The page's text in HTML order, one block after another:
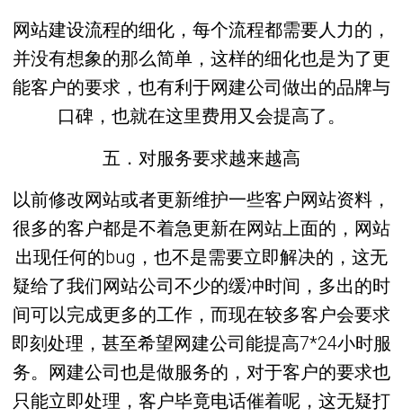
网站建设流程的细化，每个流程都需要人力的，
并没有想象的那么简单，这样的细化也是为了更
能客户的要求，也有利于网建公司做出的品牌与
口碑，也就在这里费用又会提高了。
五．对服务要求越来越高
以前修改网站或者更新维护一些客户网站资料，
很多的客户都是不着急更新在网站上面的，网站
出现任何的bug，也不是需要立即解决的，这无
疑给了我们网站公司不少的缓冲时间，多出的时
间可以完成更多的工作，而现在较多客户会要求
即刻处理，甚至希望网建公司能提高7*24小时服
务。网建公司也是做服务的，对于客户的要求也
只能立即处理，客户毕竟电话催着呢，这无疑打